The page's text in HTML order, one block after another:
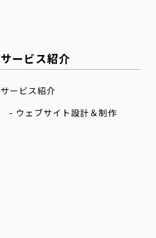
サービス紹介
サービス紹介
ウェブサイト設計＆制作